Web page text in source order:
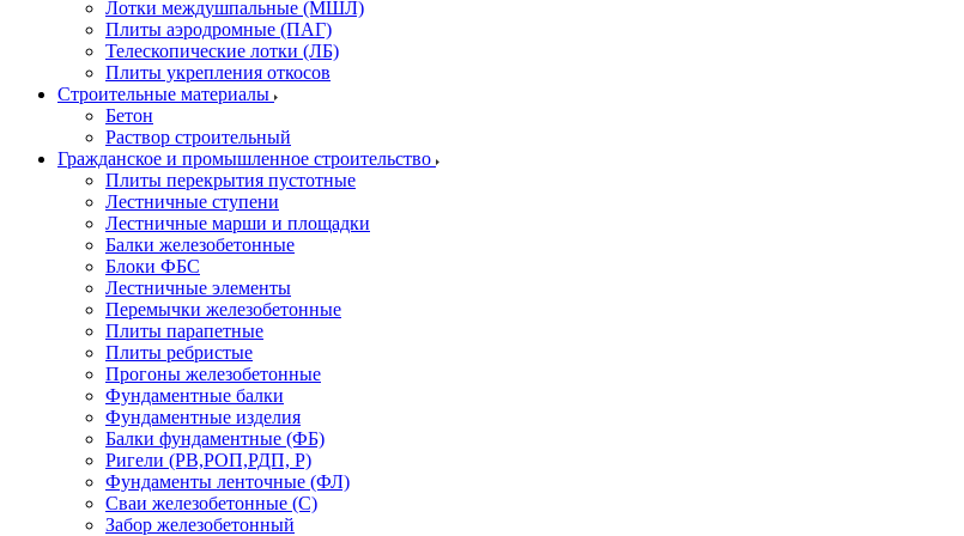
Лотки междушпальные (МШЛ)
Плиты аэродромные (ПАГ)
Телескопические лотки (ЛБ)
Плиты укрепления откосов
Строительные материалы
Бетон
Раствор строительный
Гражданское и промышленное строительство
Плиты перекрытия пустотные
Лестничные ступени
Лестничные марши и площадки
Балки железобетонные
Блоки ФБС
Лестничные элементы
Перемычки железобетонные
Плиты парапетные
Плиты ребристые
Прогоны железобетонные
Фундаментные балки
Фундаментные изделия
Балки фундаментные (ФБ)
Ригели (РВ,РОП,РДП, Р)
Фундаменты ленточные (ФЛ)
Сваи железобетонные (С)
Забор железобетонный